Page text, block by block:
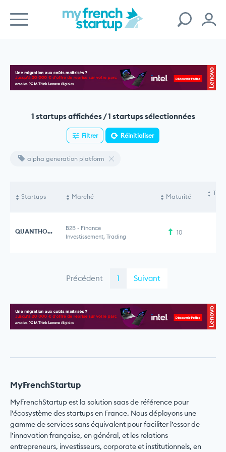
1 startups affichées / 1 startups sélectionnées
Filtrer Réinitialiser
alpha generation platform
Startups Marché Maturité
QUANTHOUSE B2B - Finance
Investissement, Trading
10
Précédent 1 Suivant
MyFrenchStartup
MyFrenchStartup est la solution saas de référence pour
l’écosystème des startups en France. Nous déployons une
gamme de services sans équivalent pour faciliter l’essor de
l’innovation française, en général, et les relations
entrepreneurs, investisseurs, corporate et institutionnels, en